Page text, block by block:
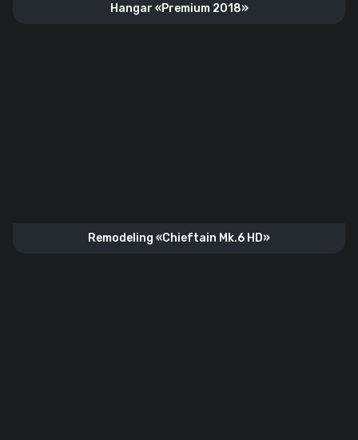
Hangar «Premium 2018»
Remodeling «Chieftain Mk.6 HD»